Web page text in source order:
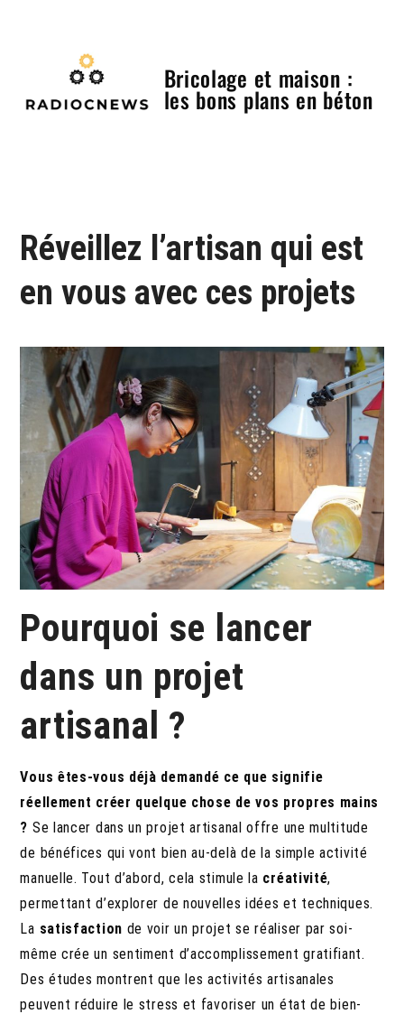
Bricolage et maison :
les bons plans en béton
Réveillez l’artisan qui est
en vous avec ces projets
Pourquoi se lancer
dans un projet
artisanal ?
Vous êtes-vous déjà demandé ce que signifie
réellement créer quelque chose de vos propres mains
? Se lancer dans un projet artisanal offre une multitude
de bénéfices qui vont bien au-delà de la simple activité
manuelle. Tout d’abord, cela stimule la créativité,
permettant d’explorer de nouvelles idées et techniques.
La satisfaction de voir un projet se réaliser par soi-
même crée un sentiment d’accomplissement gratifiant.
Des études montrent que les activités artisanales
peuvent réduire le stress et favoriser un état de bien-